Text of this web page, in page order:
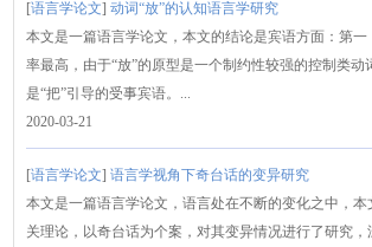
[语言学论文]动词“放”的认知语言学研究
本文是一篇语言学论文，本文的结论是宾语方面：第
率最高，由于“放”的原型是一个制约性较强的控制类动
是“把”引导的受事宾语。...
2020-03-21
[语言学论文]语言学视角下奇台话的变异研究
本文是一篇语言学论文，语言处在不断的变化之中，本
关理论，以奇台话为个案，对其变异情况进行了研究，